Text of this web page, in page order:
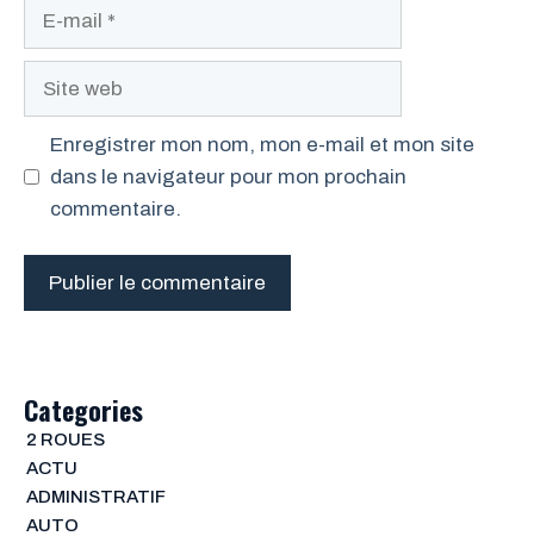
Enregistrer mon nom, mon e-mail et mon site
dans le navigateur pour mon prochain
commentaire.
Categories
2 ROUES
ACTU
ADMINISTRATIF
AUTO